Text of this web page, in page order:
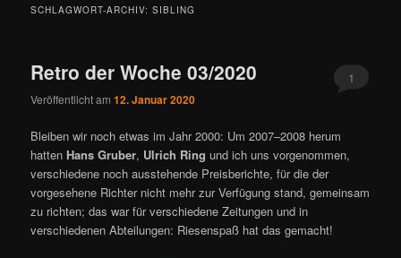
springen
springen
SCHLAGWORT-ARCHIV:SIBLING
Retro der Woche 03/2020
Veröffentlicht am12. Januar 2020
1
Bleiben wir noch etwas im Jahr 2000: Um 2007–2008 herum
hatten Hans Gruber, Ulrich Ring und ich uns vorgenommen,
verschiedene noch ausstehende Preisberichte, für die der
vorgesehene Richter nicht mehr zur Verfügung stand, gemeinsam
zu richten; das war für verschiedene Zeitungen und in
verschiedenen Abteilungen: Riesenspaß hat das gemacht!